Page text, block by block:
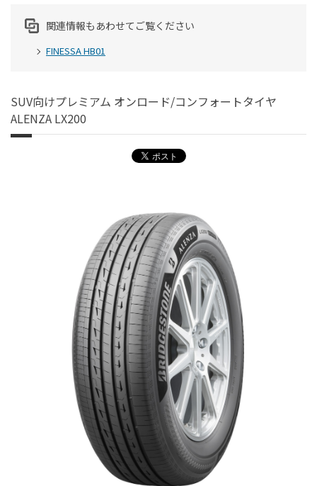
関連情報もあわせてご覧ください
FINESSA HB01
SUV向けプレミアム オンロード/コンフォートタイヤ
ALENZA LX200